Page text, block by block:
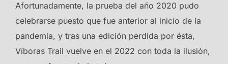
Afortunadamente, la prueba del año 2020 pudo
celebrarse puesto que fue anterior al inicio de la
pandemia, y tras una edición perdida por ésta,
Víboras Trail vuelve en el 2022 con toda la ilusión,